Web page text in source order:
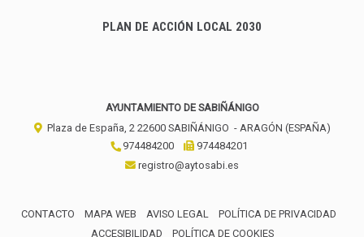
PLAN DE ACCIÓN LOCAL 2030
AYUNTAMIENTO DE SABIÑÁNIGO
Plaza de España, 2 22600 SABIÑÁNIGO - ARAGÓN (ESPAÑA)
974484200
974484201
registro@aytosabi.es
CONTACTO MAPA WEB AVISO LEGAL
POLÍTICA DE PRIVACIDAD
ACCESIBILIDAD
POLÍTICA DE COOKIES